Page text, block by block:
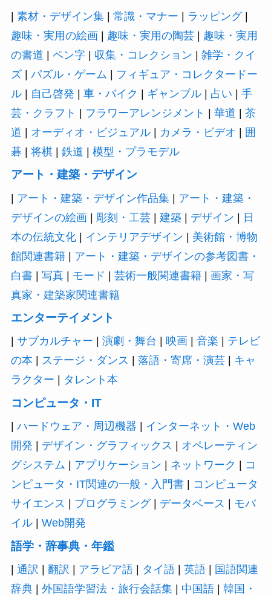
| 素材・デザイン集| 常識・マナー | ラッピング|
趣味・実用の絵画| 趣味・実用の陶芸| 趣味・実用
の書道 | ペン字| 収集・コレクション | 雑学・クイ
ズ| パズル・ゲーム | フィギュア・コレクタードー
ル| 自己啓発 | 車・バイク | ギャンブル| 占い | 手
芸・クラフト | フラワーアレンジメント | 華道 | 茶
道 | オーディオ・ビジュアル| カメラ・ビデオ | 囲
碁 | 将棋| 鉄道 | 模型・プラモデル
アート・建築・デザイン
| アート・建築・デザイン作品集| アート・建築・
デザインの絵画| 彫刻・工芸| 建築 | デザイン | 日
本の伝統文化| インテリアデザイン | 美術館・博物
館関連書籍| アート・建築・デザインの参考図書・
白書| 写真| モード | 芸術一般関連書籍| 画家・写
真家・建築家関連書籍
エンターテイメント
サブカルチャー 演劇・舞台 映画 音楽
テレビ
の本
ステージ・ダンス 落語・寄席・演芸| キャ
ラクター
タレント本
コンピュータ・IT
ハードウェア・周辺機器
インターネット・Web
開発
デザイン・グラフィックス
オペレーティン
グシステム
アプリケーション ネットワーク
コ
ンピュータ・IT関連の一般・入門書|
コンピュータ
サイエンス
プログラミング| データベース
モバ
イル| Web開発
語学・辞事典・年鑑
| 通訳 | 翻訳 | アラビア語| タイ語| 英語| 国語関連
辞典| 外国語学習法・旅行会話集| 中国語| 韓国・